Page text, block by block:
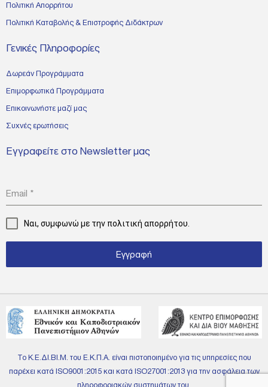
Πολιτική Απορρήτου
Πολιτική Καταβολής & Επιστροφής Διδάκτρων
Γενικές Πληροφορίες
Δωρεάν Προγράμματα
Επιμορφωτικά Προγράμματα
Επικοινωνήστε μαζί μας
Συχνές ερωτήσεις
Εγγραφείτε στο Newsletter μας
Email *
Ναι, συμφωνώ με την πολιτική απορρήτου.
Εγγραφή
Το Κ.Ε.ΔΙ.ΒΙ.Μ. του Ε.Κ.Π.Α. είναι πιστοποιημένο για τις υπηρεσίες που
παρέχει κατά ISO9001:2015 και κατά ISO27001:2013 για την ασφάλεια των
πληροφοριακών συστημάτων του.